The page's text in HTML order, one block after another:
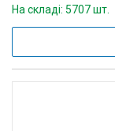
На складі: 5707 шт.